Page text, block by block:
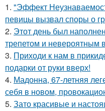
1. "Эффект
певицы вызвал споры о
2. Этот день был
трепетом и невероятным
3. Приходи к нам в
подарки от руки вверх!
4. Мадонна, 67-летняя
себя в новом,
5. Зато красивые и